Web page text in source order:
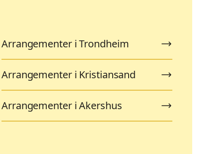
Arrangementer i Trondheim
Arrangementer i Kristiansand
Arrangementer i Akershus